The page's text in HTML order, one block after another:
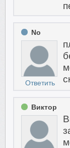
No
Ответить
Виктор